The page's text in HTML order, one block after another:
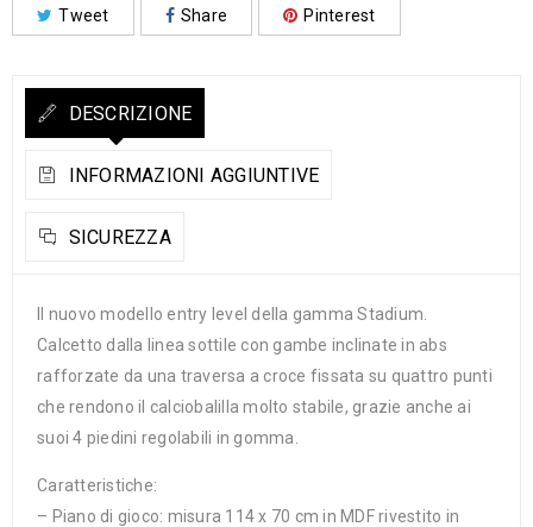
Tweet Share Pinterest
DESCRIZIONE
INFORMAZIONI AGGIUNTIVE
SICUREZZA
Il nuovo modello entry level della gamma Stadium.
Calcetto dalla linea sottile con gambe inclinate in abs
rafforzate da una traversa a croce fissata su quattro punti
che rendono il calciobalilla molto stabile, grazie anche ai
suoi 4 piedini regolabili in gomma.
Caratteristiche:
– Piano di gioco: misura 114 x 70 cm in MDF rivestito in